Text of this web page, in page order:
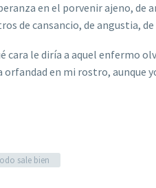
en el porvenir ajeno, de
de cansancio, de angustia,
é cara le diría a aquel enfermo
orfandad en mi rostro, aunque
sale bien